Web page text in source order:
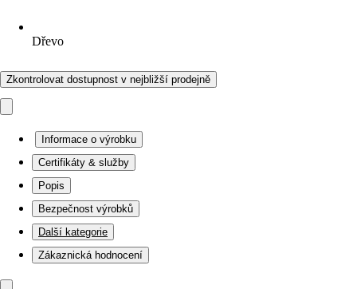
Dřevo
Zkontrolovat dostupnost v nejbližší prodejně
Informace o výrobku
Certifikáty & služby
Popis
Bezpečnost výrobků
Další kategorie
Zákaznická hodnocení